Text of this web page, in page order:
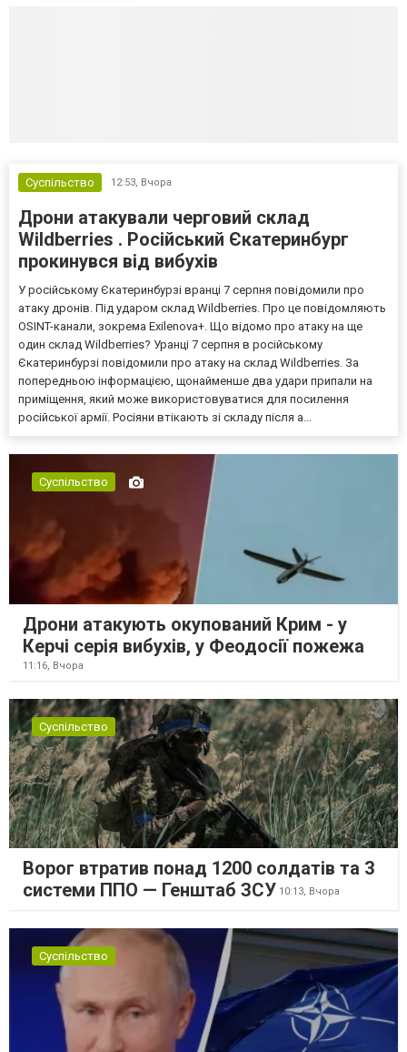
Суспільство 12:53, Вчора
Дрони атакували черговий склад
Wildberries . Російський Єкатеринбург
прокинувся від вибухів
У російському Єкатеринбурзі вранці 7 серпня повідомили про
атаку дронів. Під ударом склад Wildberries. Про це повідомляють
OSINT-канали, зокрема Exilenova+. Що відомо про атаку на ще
один склад Wildberries? Уранці 7 серпня в російському
Єкатеринбурзі повідомили про атаку на склад Wildberries. За
попередньою інформацією, щонайменше два удари припали на
приміщення, який може використовуватися для посилення
російської армії. Росіяни втікають зі складу після а...
Суспільство
Дрони атакують окупований Крим - у
Керчі серія вибухів, у Феодосії пожежа
11:16, Вчора
Суспільство
Ворог втратив понад 1200 солдатів та 3
системи ППО — Генштаб ЗСУ 10:13, Вчора
Суспільство